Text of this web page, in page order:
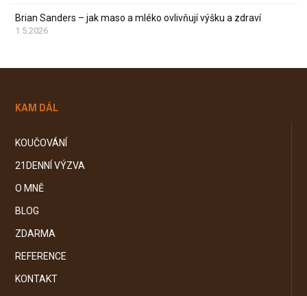
Brian Sanders – jak maso a mléko ovlivňují výšku a zdraví
1.5.2026
KAM DÁL
KOUČOVÁNÍ
21DENNÍ VÝZVA
O MNĚ
BLOG
ZDARMA
REFERENCE
KONTAKT